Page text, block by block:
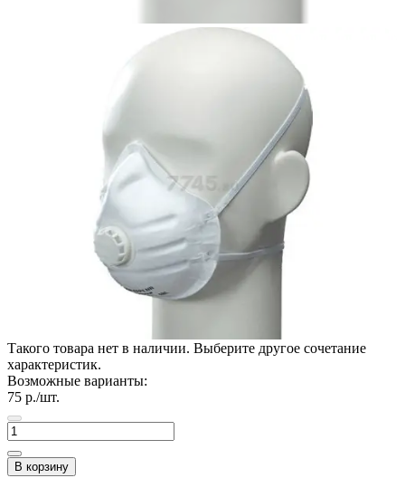
Такого товара нет в наличии. Выберите другое сочетание
характеристик.
Возможные варианты:
75 р./шт.
В корзину